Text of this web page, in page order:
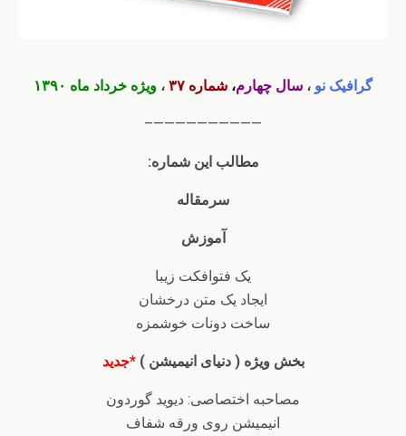
گرافیک نو ، سال چهارم، شماره ۳۷ ، ویژه خرداد ماه ۱۳۹۰
——————————–
مطالب این شماره:
سرمقاله
آموزش
یک فتوافکت زیبا
ایجاد یک متن درخشان
ساخت دونات خوشمزه
بخش ویژه ( دنیای انیمیشن )*جدید
مصاحبه اختصاصی: دیوید گوردون
انیمیشن روی ورقه شفاف